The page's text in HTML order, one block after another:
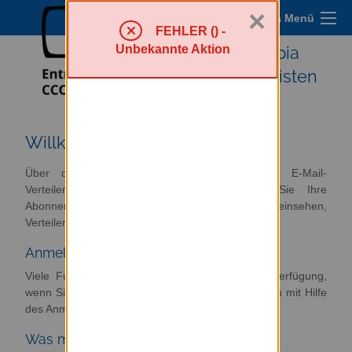
Sympa Menü
Entropia
Mailinglisten
Willkommen
Über diesen Server haben Sie Zugriff zur E-Mail-
Verteilerumgebung. Von hier aus können Sie Ihre
Abonnements verwalten oder abbestellen, Archive einsehen,
Verteiler verwalten und moderieren.
Anmelden
Viele Funktionen von Sympa stehen erst zur Verfügung,
wenn Sie sich angemeldet haben. Loggen Sie sich mit Hilfe
des Anmeldeformulars im Menü oben rechts ein.
Was möchten Sie tun?
FEHLER () -
Unbekannte Aktion
×